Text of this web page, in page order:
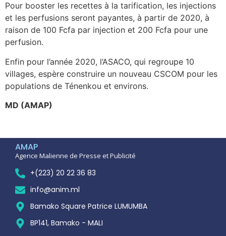
Pour booster les recettes à la tarification, les injections
et les perfusions seront payantes, à partir de 2020, à
raison de 100 Fcfa par injection et 200 Fcfa pour une
perfusion.
Enfin pour l’année 2020, l’ASACO, qui regroupe 10
villages, espère construire un nouveau CSCOM pour les
populations de Ténenkou et environs.
MD (AMAP)
AMAP
Agence Malienne de Presse et Publicité
+(223) 20 22 36 83
info@anim.ml
Bamako Square Patrice LUMUMBA
BP141, Bamako - MALI